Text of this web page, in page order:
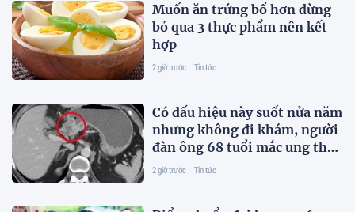
Muốn ăn trứng bổ hơn đừng
bỏ qua 3 thực phẩm nên kết
hợp
2 giờ trước Tin tức
Có dấu hiệu này suốt nửa năm
nhưng không đi khám, người
đàn ông 68 tuổi mắc ung thư
giai đoạn 3
2 giờ trước Tin tức